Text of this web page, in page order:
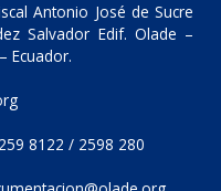
Antonio José de Sucre
Salvador Edif. Olade –
Ecuador.
8122 / 2598 280